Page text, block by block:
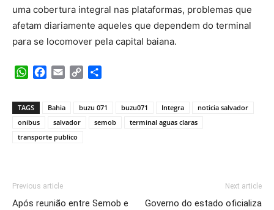
uma cobertura integral nas plataformas, problemas que
afetam diariamente aqueles que dependem do terminal
para se locomover pela capital baiana.
WhatsApp
Facebook
Email Copy
TAGS Bahia buzu 071 buzu071 Integra
noticia salvador
onibus
salvador semob
terminal aguas claras
transporte publico
Previous article
Após reunião entre Semob e
Next article
Governo do estado oficializa